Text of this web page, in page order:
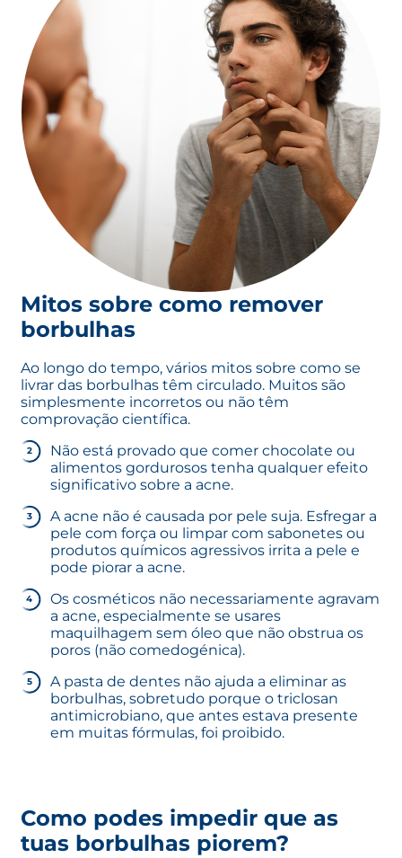
Mitos sobre como remover
borbulhas
Ao longo do tempo, vários mitos sobre como se
livrar das borbulhas têm circulado. Muitos são
simplesmente incorretos ou não têm
comprovação científica.
Não está provado que comer chocolate ou
alimentos gordurosos tenha qualquer efeito
significativo sobre a acne.
A acne não é causada por pele suja. Esfregar a
pele com força ou limpar com sabonetes ou
produtos químicos agressivos irrita a pele e
pode piorar a acne.
Os cosméticos não necessariamente agravam
a acne, especialmente se usares
maquilhagem sem óleo que não obstrua os
poros (não comedogénica).
A pasta de dentes não ajuda a eliminar as
borbulhas, sobretudo porque o triclosan
antimicrobiano, que antes estava presente
em muitas fórmulas, foi proibido.
Como podes impedir que as
tuas borbulhas piorem?